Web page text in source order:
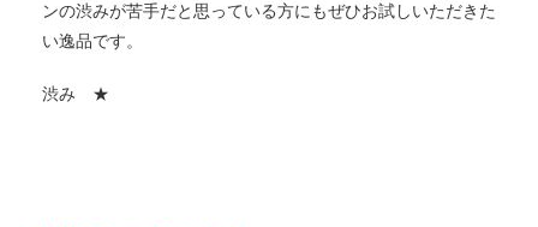
ンの渋みが苦手だと思っている方にもぜひお試しいただきた
い逸品です。
渋み ★